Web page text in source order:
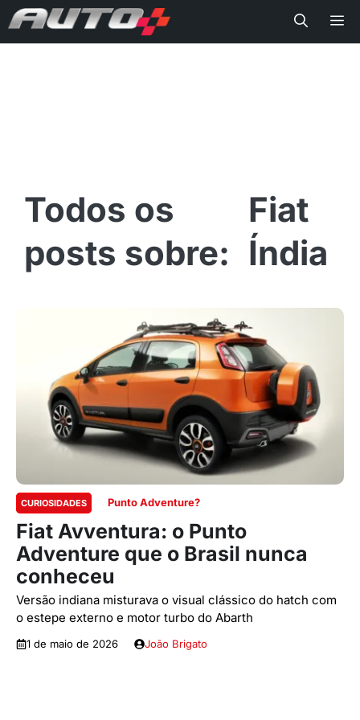
Fiat
Índia
CURIOSIDADES Punto Adventure?
Fiat Avventura: o Punto
Adventure que o Brasil nunca
conheceu
Versão indiana misturava o visual clássico do hatch com
o estepe externo e motor turbo do Abarth
1 de maio de 2026 João Brigato